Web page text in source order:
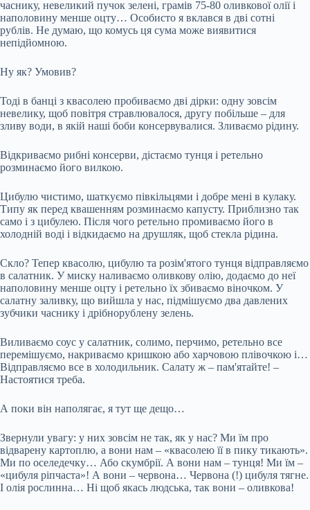
часнику, невеликий пучок зелені, грамів 75-80 оливкової олії і
наполовину менше оцту… Особисто я вклався в дві сотні
рублів. Не думаю, що комусь ця сума може виявитися
непідйомною.
Ну як? Умовив?
Тоді в банці з квасолею пробиваємо дві дірки: одну зовсім
невелику, щоб повітря стравлювалося, другу побільше – для
зливу води, в якій наші боби консервувалися. Зливаємо рідину.
Відкриваємо рибні консерви, дістаємо тунця і ретельно
розминаємо його вилкою.
Цибулю чистимо, шаткуємо півкільцями і добре мені в кулаку.
Типу як перед квашенням розминаємо капусту. Приблизно так
само і з цибулею. Після чого ретельно промиваємо його в
холодній воді і відкидаємо на друшляк, щоб стекла рідина.
Скло? Тепер квасолю, цибулю та розім'ятого тунця відправляємо
в салатник. У миску наливаємо оливкову олію, додаємо до неї
наполовину менше оцту і ретельно їх збиваємо віночком. У
салатну заливку, що вийшла у нас, підмішуємо два давлених
зубчики часнику і дрібнорублену зелень.
Виливаємо соус у салатник, солимо, перчимо, ретельно все
перемішуємо, накриваємо кришкою або харчовою плівочкою і…
Відправляємо все в холодильник. Салату ж – пам'ятайте! –
Настоятися треба.
А поки він наполягає, я тут ще дещо…
Звернули увагу: у них зовсім не так, як у нас? Ми їм про
відварену картоплю, а вони нам – «квасолею її в пику тикають».
Ми по оселедечку… Або скумбрії. А вони нам – тунця! Ми їм –
«цибуля ріпчаста»! А вони – червона… Червона (!) цибуля тягне.
І олія рослинна… Ні щоб якась людська, так вони – оливкова!